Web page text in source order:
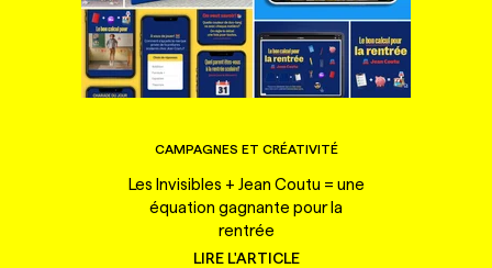
CAMPAGNES ET CRÉATIVITÉ
Les Invisibles + Jean Coutu = une
équation gagnante pour la
rentrée
LIRE L'ARTICLE